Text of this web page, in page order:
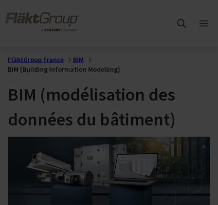
FläktGroup France
BIM
BIM (Building Information Modelling)
BIM (modélisation des
données du bâtiment)